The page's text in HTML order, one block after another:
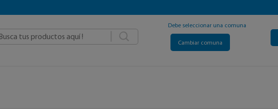
Debe seleccionar una comuna
Cambiar comuna